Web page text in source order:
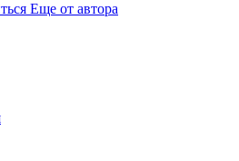
Еще от автора